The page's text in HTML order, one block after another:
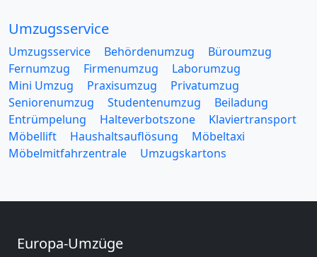
Umzugsservice
Umzugsservice Behördenumzug
Büroumzug
Fernumzug
Firmenumzug
Laborumzug
Mini Umzug
Praxisumzug
Privatumzug
Seniorenumzug
Studentenumzug
Beiladung
Entrümpelung
Halteverbotszone
Klaviertransport
Möbellift
Haushaltsauflösung
Möbeltaxi
Möbelmitfahrzentrale
Umzugskartons
Europa-Umzüge